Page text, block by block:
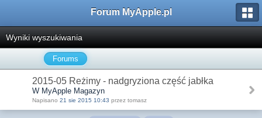
Forum MyApple.pl
Wyniki wyszukiwania
Forums
2015-05 Reżimy - nadgryziona część jabłka
W MyApple Magazyn
Napisano 21 sie 2015 10:43 przez tomasz